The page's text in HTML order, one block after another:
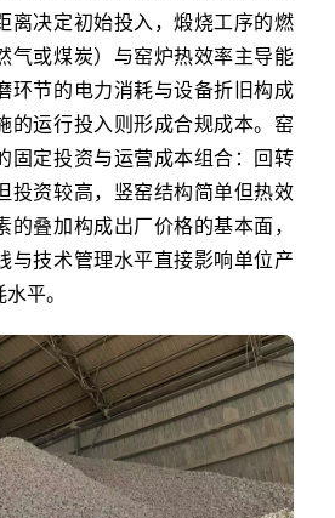
离决定初始投入，煅烧工序的燃
气或煤炭）与窑炉热效率主导能
环节的电力消耗与设备折旧构成
的运行投入则形成合规成本。窑
固定投资与运营成本组合：回转
投资较高，竖窑结构简单但热效
的叠加构成出厂价格的基本面，
与技术管理水平直接影响单位产
平。